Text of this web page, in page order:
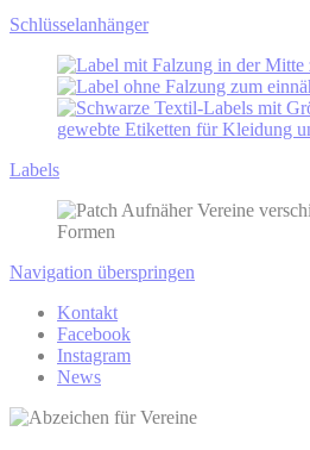
Schlüssel­anhänger
Labels
Navigation überspringen
Kontakt
Facebook
Instagram
News